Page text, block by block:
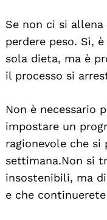
Se non ci si
perdere peso. Sì,
sola dieta, ma è
il processo si
Non è necessario
impostare un
ragionevole che si
settimana. Non si
insostenibili, ma
e che